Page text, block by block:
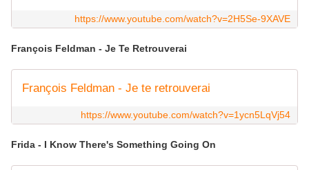
https://www.youtube.com/watch?v=2H5Se-9XAVE
François Feldman - Je Te Retrouverai
François Feldman - Je te retrouverai
https://www.youtube.com/watch?v=1ycn5LqVj54
Frida - I Know There's Something Going On